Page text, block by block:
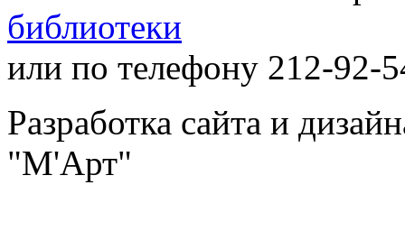
библиотеки
или по телефону 212-92-
Разработка сайта и
"М'Арт"